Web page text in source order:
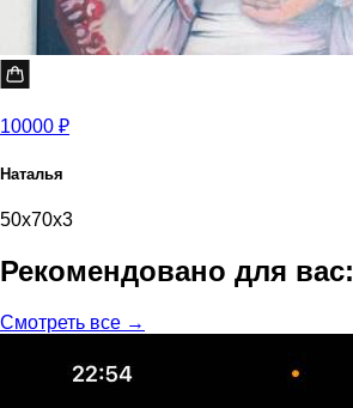
10000 ₽
Наталья
50x70x3
Рекомендовано для вас:
Смотреть все →